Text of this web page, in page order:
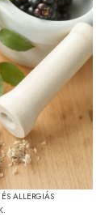
ALLERGIÁS